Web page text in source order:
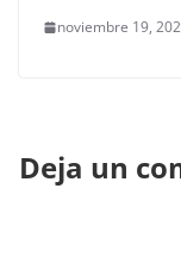
noviembre 19,
Deja un